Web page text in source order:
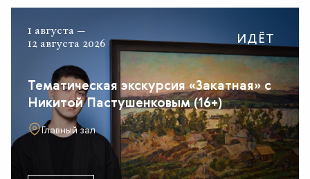
1 августа —
12 августа 2026
Тематическая экскурсия «Закатная» с
Никитой Пастушенковым (16+)
Главный зал
ИДЁТ